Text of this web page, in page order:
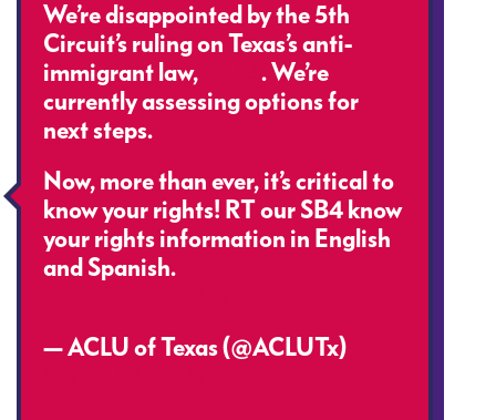
We’re disappointed by the 5th
Circuit’s ruling on Texas’s anti-
immigrant law,
. We’re
currently assessing options for
next steps.
Now, more than ever, it’s critical to
know your rights! RT our SB4 know
your rights information in English
and Spanish.
— ACLU of Texas (@ACLUTx)